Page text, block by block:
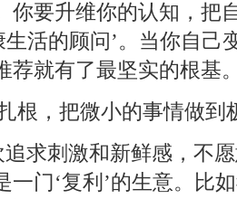
你要升维你的认知，把
生活的顾问’。当你自己
荐就有了最坚实的根基
根，把微小的事情做到
追求刺激和新鲜感，不
一门‘复利’的生意。比